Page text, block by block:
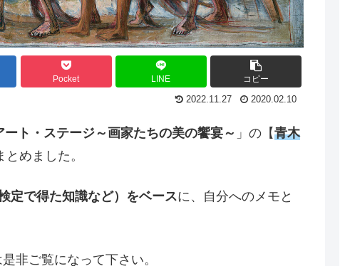
Pocket LINE コピー
2022.11.27 2020.02.10
ート・ステージ～画家たちの美の饗宴～ 」の【青木
めました。
定で得た知識など）をベースに、自分へのメモと
非ご覧になって下さい。